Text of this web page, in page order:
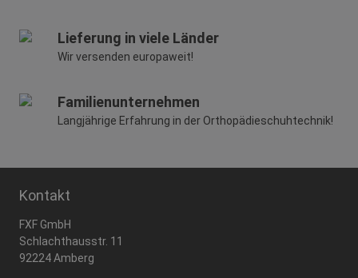
Lieferung in viele Länder
Wir versenden europaweit!
Familienunternehmen
Langjährige Erfahrung in der Orthopädieschuhtechnik!
Kontakt
FXF GmbH
Schlachthausstr. 11
92224 Amberg